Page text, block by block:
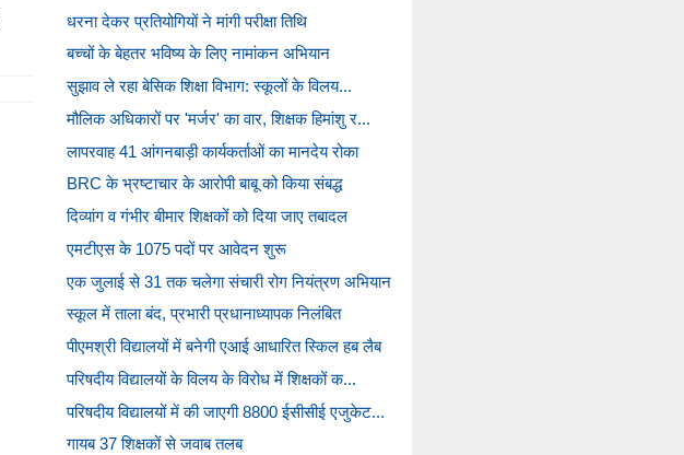
धरना देकर प्रतियोगियों ने मांगी परीक्षा तिथि
बच्चों के बेहतर भविष्य के लिए नामांकन अभियान
सुझाव ले रहा बेसिक शिक्षा विभाग: स्कूलों के विलय...
मौलिक अधिकारों पर 'मर्जर' का वार, शिक्षक हिमांशु र...
लापरवाह 41 आंगनबाड़ी कार्यकर्ताओं का मानदेय रोका
BRC के भ्रष्टाचार के आरोपी बाबू को किया संबद्ध
दिव्यांग व गंभीर बीमार शिक्षकों को दिया जाए तबादल
एमटीएस के 1075 पदों पर आवेदन शुरू
एक जुलाई से 31 तक चलेगा संचारी रोग नियंत्रण अभियान
स्कूल में ताला बंद, प्रभारी प्रधानाध्यापक निलंबित
पीएमश्री विद्यालयों में बनेगी एआई आधारित स्किल हब लैब
परिषदीय विद्यालयों के विलय के विरोध में शिक्षकों क...
परिषदीय विद्यालयों में की जाएगी 8800 ईसीसीई एजुकेट...
गायब 37 शिक्षकों से जवाब तलब